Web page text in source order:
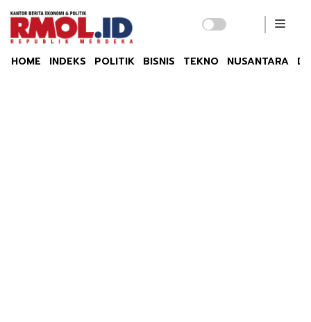
HOME INDEKS POLITIK BISNIS TEKNO NUSANTARA